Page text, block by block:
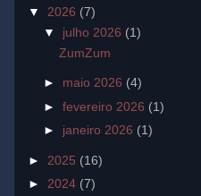
▼ 2026 (7)
▼ julho 2026 (1)
ZumZum
► maio 2026 (4)
► fevereiro 2026 (1)
► janeiro 2026 (1)
► 2025 (16)
► 2024 (7)